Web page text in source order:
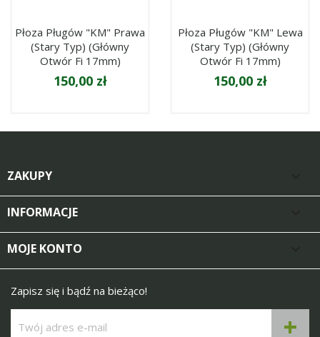
Płoza Pługów "KM" Prawa
(stary Typ) (główny
Otwór Fi 17mm)
150,00 zł
Płoza Pługów "KM" Lewa
(stary Typ) (główny
Otwór Fi 17mm)
150,00 zł
ZAKUPY
INFORMACJE
MOJE KONTO
Zapisz się i bądź na bieżąco!